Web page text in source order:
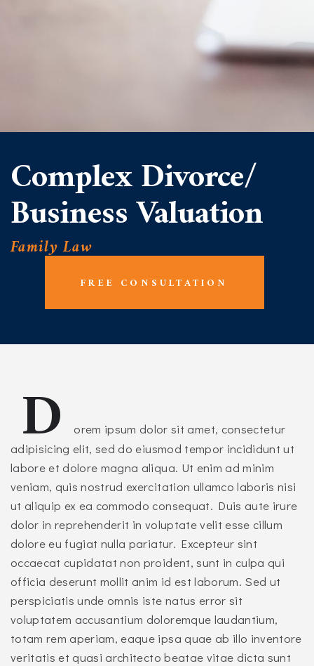
Complex Divorce/
Business Valuation
Family Law
FREE CONSULTATION
D
orem ipsum dolor sit amet, consectetur
adipisicing elit, sed do eiusmod tempor incididunt ut
labore et dolore magna aliqua. Ut enim ad minim
veniam, quis nostrud exercitation ullamco laboris nisi
ut aliquip ex ea commodo consequat. Duis aute irure
dolor in reprehenderit in voluptate velit esse cillum
dolore eu fugiat nulla pariatur. Excepteur sint
occaecat cupidatat non proident, sunt in culpa qui
officia deserunt mollit anim id est laborum. Sed ut
perspiciatis unde omnis iste natus error sit
voluptatem accusantium doloremque laudantium,
totam rem aperiam, eaque ipsa quae ab illo inventore
veritatis et quasi architecto beatae vitae dicta sunt